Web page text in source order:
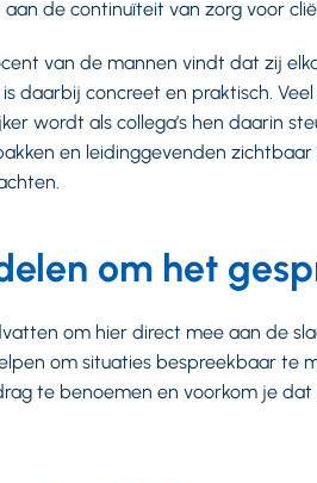
de continuïteit van zorg voor
van de mannen vindt dat zij
daarbij concreet en praktisch.
wordt als collega’s hen daarin
en leidinggevenden
om het
om hier direct mee aan de
om situaties bespreekbaar te
te benoemen en voorkom je